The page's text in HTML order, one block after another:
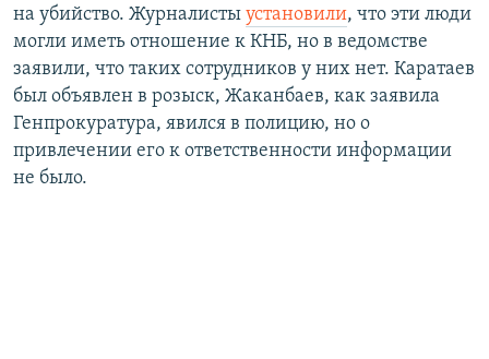
на убийство. Журналисты установили, что эти люди
могли иметь отношение к КНБ, но в ведомстве
заявили, что таких сотрудников у них нет. Каратаев
был объявлен в розыск, Жаканбаев, как заявила
Генпрокуратура, явился в полицию, но о
привлечении его к ответственности информации
не было.